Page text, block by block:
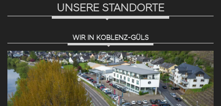
UNSERE STANDORTE
WIR IN KOBLENZ-GÜLS